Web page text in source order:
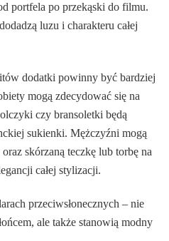
portfela po przekąski do filmu.
luzu i charakteru całej
dodatki powinny być bardziej
mogą zdecydować się na
czy bransoletki będą
sukienki. Mężczyźni mogą
skórzaną teczkę lub torbę na
całej stylizacji.
przeciwsłonecznych – nie
ale także stanowią modny